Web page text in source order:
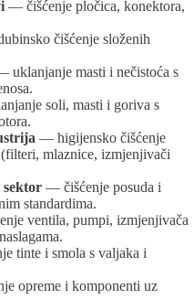
— čišćenje pločica, konektora,
čišćenje složenih
uklanjanje masti i nečistoća s
soli, masti i goriva s
— higijensko čišćenje
mlaznice, izmjenjivači
sektor — čišćenje posuda i
standardima.
ventila, pumpi, izmjenjivača
tinte i smola s valjaka i
opreme i komponenti uz